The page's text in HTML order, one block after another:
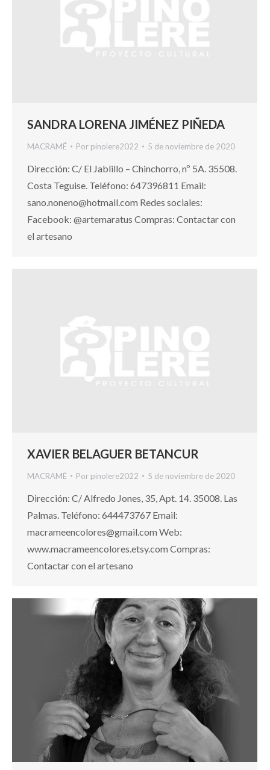
SANDRA LORENA JIMÉNEZ PIÑEDA
MACRAMÉ Por pinolere2022 5 de noviembre de 2020
Dirección: C/ El Jablillo – Chinchorro, nº 5A. 35508.
Costa Teguise. Teléfono: 647396811 Email:
sano.noneno@hotmail.com Redes sociales:
Facebook: @artemaratus Compras: Contactar con
el artesano
XAVIER BELAGUER BETANCUR
MACRAMÉ Por pinolere2022 5 de noviembre de 2020
Dirección: C/ Alfredo Jones, 35, Apt. 14. 35008. Las
Palmas. Teléfono: 644473767 Email:
macrameencolores@gmail.com Web:
www.macrameencolores.etsy.com Compras:
Contactar con el artesano